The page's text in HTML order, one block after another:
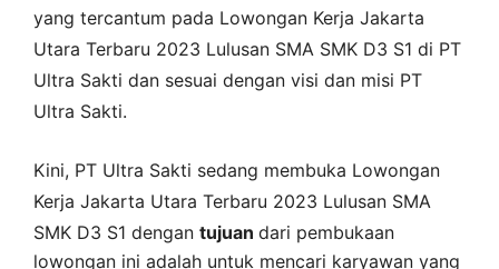
yang tercantum pada Lowongan Kerja Jakarta
Utara Terbaru 2023 Lulusan SMA SMK D3 S1 di PT
Ultra Sakti dan sesuai dengan visi dan misi PT
Ultra Sakti.
Kini, PT Ultra Sakti sedang membuka Lowongan
Kerja Jakarta Utara Terbaru 2023 Lulusan SMA
SMK D3 S1 dengan tujuan dari pembukaan
lowongan ini adalah untuk mencari karyawan yang